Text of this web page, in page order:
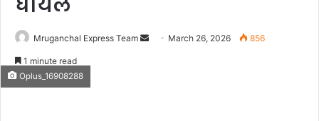
Mruganchal Express Team
Send March 26, 2026 856
1 minute read
Oplus_16908288